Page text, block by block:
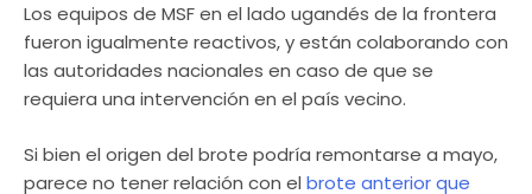
Los equipos de MSF en el lado ugandés de la frontera
fueron igualmente reactivos, y están colaborando con
las autoridades nacionales en caso de que se
requiera una intervención en el país vecino.
Si bien el origen del brote podría remontarse a mayo,
parece no tener relación con el brote anterior que